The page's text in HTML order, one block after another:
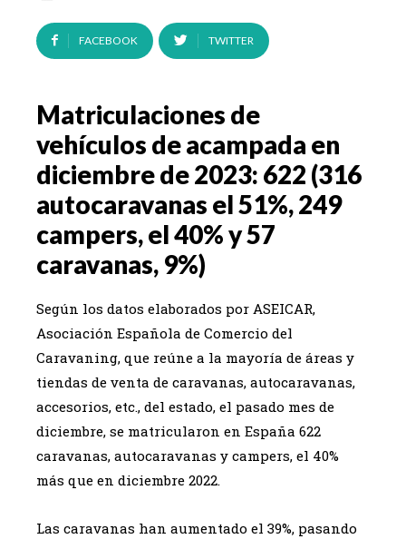
FACEBOOK TWITTER
Matriculaciones de
vehículos de acampada en
diciembre de 2023: 622 (316
autocaravanas el 51%, 249
campers, el 40% y 57
caravanas, 9%)
Según los datos elaborados por ASEICAR,
Asociación Española de Comercio del
Caravaning, que reúne a la mayoría de áreas y
tiendas de venta de caravanas, autocaravanas,
accesorios, etc., del estado, el pasado mes de
diciembre, se matricularon en España 622
caravanas, autocaravanas y campers, el 40%
más que en diciembre 2022.
Las caravanas han aumentado el 39%, pasando